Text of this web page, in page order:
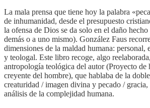
La mala prensa que tiene hoy la palabra
de inhumanidad, desde el presupuesto
la ofensa de Dios se da solo en el daño
demás o a uno mismo). González Faus
dimensiones de la maldad humana: personal,
y teologal. Este libro recoge, algo
antropología teológica del autor (Proyecto de
creyente del hombre), que hablaba de la
creaturidad / imagen divina y pecado /
análisis de la complejidad humana.